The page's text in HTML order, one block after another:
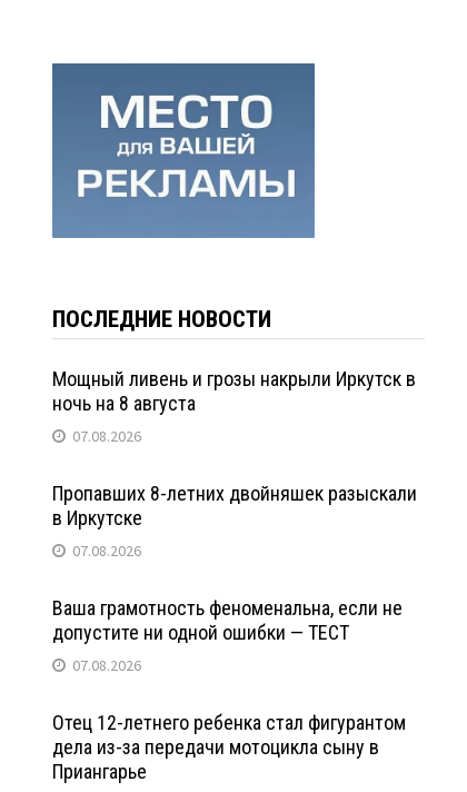
ПОСЛЕДНИЕ НОВОСТИ
Мощный ливень и грозы накрыли Иркутск в
ночь на 8 августа
07.08.2026
Пропавших 8-летних двойняшек разыскали
в Иркутске
07.08.2026
Ваша грамотность феноменальна, если не
допустите ни одной ошибки — ТЕСТ
07.08.2026
Отец 12-летнего ребенка стал фигурантом
дела из-за передачи мотоцикла сыну в
Приангарье